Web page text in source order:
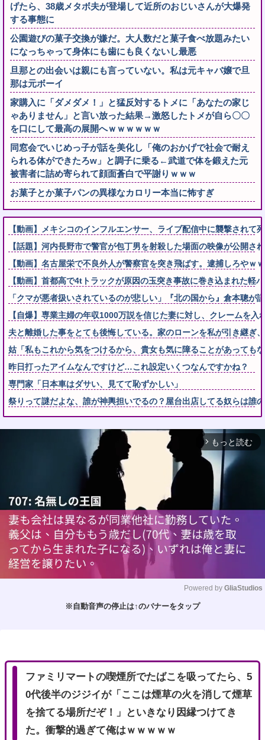
げたら、38歳メタボ夫が登場して近所のおじいさんが大爆発
する事態に
公園遊びの菓子交換が嫌だ。大人数だと菓子食べ放題みたい
になっちゃって身体にも歯にも良くないし最悪
旦那との出会いは親にも言っていない。私は元キャバ嬢で旦
那は元ボーイ
家購入に「ダメダメ！」と猛反対するトメに「あなたの家じ
ゃありません」と言い放った結果→激怒したトメが自ら〇〇
を口にして最高の展開へｗｗｗｗｗｗ
同窓会でいじめっ子が話を美化し「俺のおかげで社会で耐え
られる体ができたろw」と調子に乗る←武道で体を鍛えた元
被害者に詰め寄られて顔面蒼白で平謝りｗｗｗ
お菓子とか菓子パンの異様なカロリー本当に怖すぎ
【動画】メキシコのインフルエンサー、ライブ配信中に襲撃されて
【話題】河内長野市で警官が包丁男を射殺した場面の映像が公開さ
【動画】名古屋栄で不良外人が警察官を突き飛ばす。逮捕しろやｗ
【動画】首都高で4tトラックが原因の玉突き事故に巻き込まれた軽
「クマが悪者扱いされているのが悲しい」『北の国から』倉本聰
【自爆】専業主婦の年収1000万説を信じた妻に対し、クレームを
夫と離婚した事をとても後悔している。家のローンを私が引き継ぎ
姑「私もこれから気をつけるから、貴女も気に障ることがあって
昨日打ったアイムなんですけど…これ設定いくつなんですかね？
専門家「日本車はダサい、見てて恥ずかしい」
祭りって謎だよな、誰が神輿担いでるの？屋台出店してる奴らは誰
arrow_forward_ios もっと読む
Powered by GliaStudios
※自動音声の停止は↑のバナーをタップ
ファミリマートの喫煙所でたばこを吸ってたら、5
0代後半のジジイが「ここは煙草の火を消して煙草
を捨てる場所だぞ！」といきなり因縁つけてき
た。衝撃的過ぎて俺はｗｗｗｗｗ